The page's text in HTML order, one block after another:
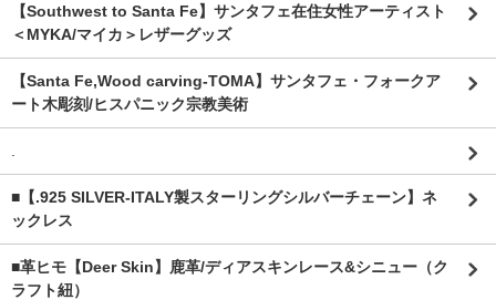
【Southwest to Santa Fe】サンタフェ在住女性アーティスト
＜MYKA/マイカ＞レザーグッズ
【Santa Fe,Wood carving-TOMA】サンタフェ・フォークア
ート木彫刻/ヒスパニック宗教美術
■【.925 SILVER-ITALY製スターリングシルバーチェーン】ネ
ックレス
■革ヒモ【Deer Skin】鹿革/ディアスキンレース&シニュー（ク
ラフト紐）